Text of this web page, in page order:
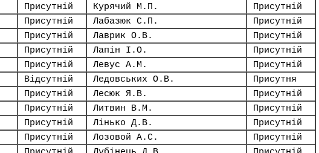
Присутній Курячий М.П.
Присутній
Присутній Лабазюк С.П.
Присутній
Присутній Лаврик О.В.
Присутній
Присутній Лапін І.О.
Присутній
Присутній Левус А.М.
Присутній
Відсутній Ледовських О.В.
Присутня
Присутній Лесюк Я.В.
Присутній
Присутній Литвин В.М.
Присутній
Присутній Лінько Д.В.
Присутній
Присутній Лозовой А.С.
Присутній